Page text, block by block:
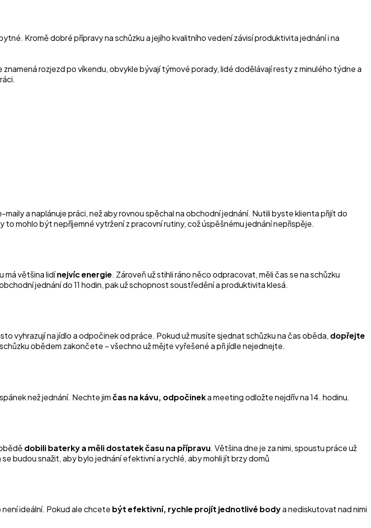
Kromě dobré přípravy na schůzku a jejího kvalitního vedení závisí produktivita jednání i na
rozjezd po víkendu, obvykle bývají týmové porady, lidé dodělávají resty z minulého týdne a
a naplánuje práci, než aby rovnou spěchal na obchodní jednání. Nutili byste klienta přijít do
to mohlo být nepříjemné vytržení z pracovní rutiny, což úspěšnému jednání nepřispěje.
má většina lidínejvícenergie. Zároveň už stihli ráno něco odpracovat, měli čas se na schůzku
jednání do 11 hodin, pak už schopnost soustředění a produktivita klesá.
vyhrazují na jídlo a odpočinek od práce. Pokud už musíte sjednat schůzku na čas oběda, dopřejte
obědem zakončete – všechno už mějte vyřešené a při jídle nejednejte.
než jednání. Nechte jimčas na kávu, odpočineka meeting odložte nejdřív na 14. hodinu.
dobili baterky a měli dostatek času na přípravu. Většina dne je za nimi, spoustu práce už
budou snažit, aby bylo jednání efektivní a rychlé, aby mohli jít brzy domů
ideální. Pokud ale chcete být efektivní, rychle projít jednotlivé bodya nediskutovat nad nimi